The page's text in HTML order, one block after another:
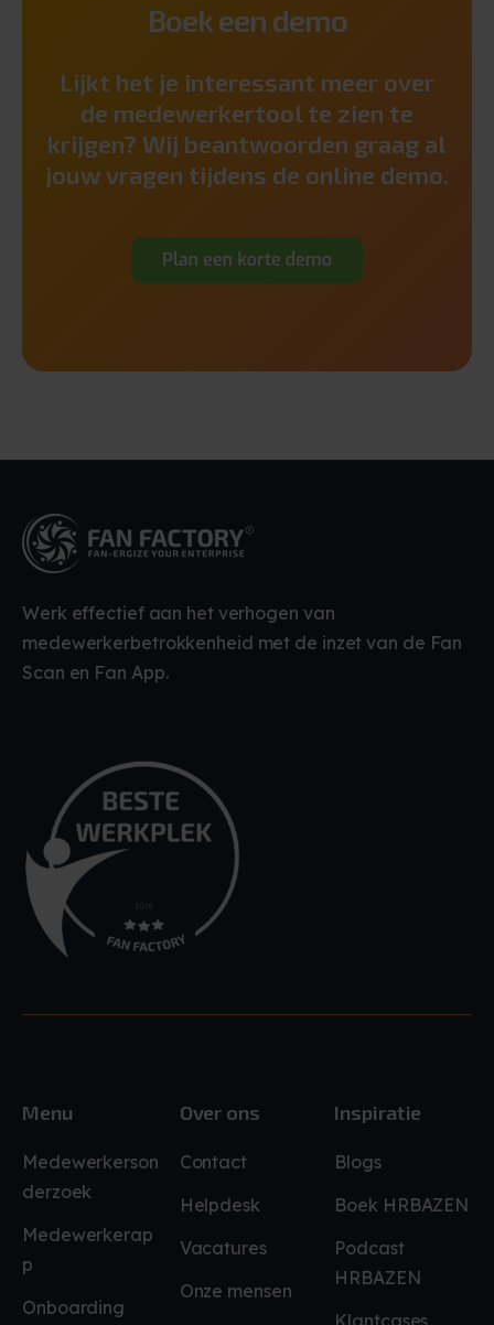
Boek een demo
Lijkt het je interessant meer over
de medewerkertool te zien te
krijgen? Wij beantwoorden graag al
jouw vragen tijdens de online demo.
Werk effectief aan het verhogen van
medewerkerbetrokkenheid met de inzet van de Fan
Scan en Fan App.
Menu
Medewerkerson
derzoek
Medewerkerap
p
Onboarding
Over ons
Contact
Helpdesk
Vacatures
Onze mensen
Inspiratie
Blogs
Boek HRBAZEN
Podcast
HRBAZEN